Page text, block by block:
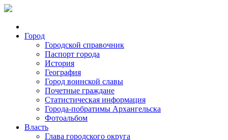
Город
Городской справочник
Паспорт города
История
География
Город воинской славы
Почетные граждане
Статистическая информация
Города-побратимы Архангельска
Фотоальбом
Власть
Глава городского округа